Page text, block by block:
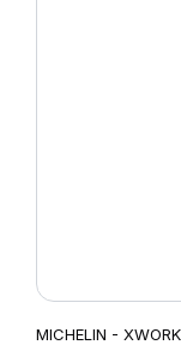
MICHELIN -